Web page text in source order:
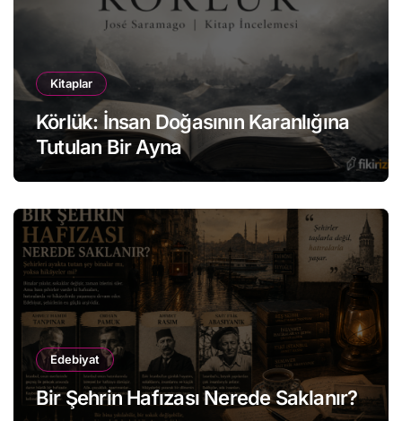
Kitaplar
Körlük: İnsan Doğasının Karanlığına
Tutulan Bir Ayna
Edebiyat
Bir Şehrin Hafızası Nerede Saklanır?